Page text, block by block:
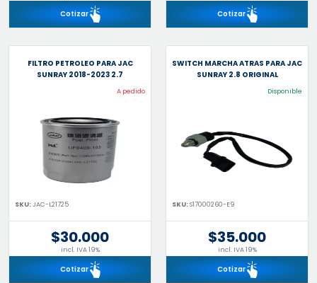
Cotizar Cotizar
FILTRO PETROLEO PARA JAC
SUNRAY 2018-2023 2.7
A pedido
SKU:JAC-L21725
$30.000
incl. IVA 19%
Cotizar
SWITCH MARCHA ATRAS PARA JAC
SUNRAY 2.8 ORIGINAL
Disponible
SKU:S17000260-E9
$35.000
incl. IVA 19%
Cotizar